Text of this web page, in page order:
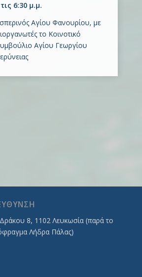
6:30 μ.μ.
Αγίου Φανουρίου, με
το Κοινοτικό
Αγίου Γεωργίου
8, 1102 Λευκωσία (παρά το
Λήδρα Πάλας)